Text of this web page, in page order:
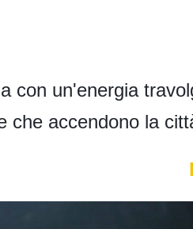
con un'energia
che accendono la